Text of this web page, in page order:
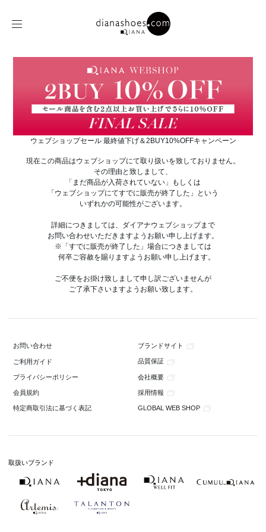
ウェブショップセール 最終値下げ＆2BUY10%OFFキャンペーン
現在この商品はウェブショップにて取り扱いを致しておりません。
その理由と致しまして、
「まだ商品が入荷されていない」もしくは
「ウェブショップにてすでに販売が終了した」という
いずれかの可能性がございます。
詳細につきましては、ダイアナウェブショップまで
お問い合わせいただきますようお願い申し上げます。
※「すでに販売が終了した」場合につきましては
何卒ご容赦を賜りますようお願い申し上げます。
ご不便をお掛け致しまして申し訳ございませんが
ご了承下さいますようお願い致します。
お問い合わせ ブランドサイト
ご利用ガイド 品質保証
プライバシーポリシー 会社概要
会員規約 採用情報
特定商取引法に基づく表記 GLOBAL WEB SHOP
取扱いブランド